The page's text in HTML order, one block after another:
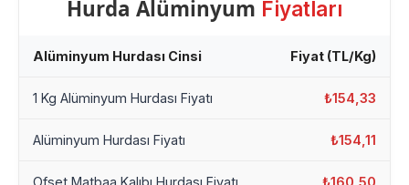
Hurda Alüminyum Fiyatları
Alüminyum Hurdası Cinsi Fiyat (TL/Kg)
1 Kg Alüminyum Hurdası Fiyatı ₺154,33
Alüminyum Hurdası Fiyatı ₺154,11